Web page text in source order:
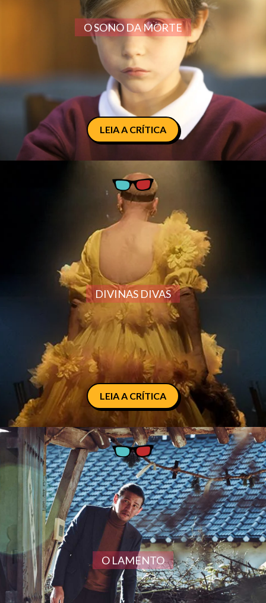
O SONO DA MORTE
LEIA A CRÍTICA
DIVINAS DIVAS
LEIA A CRÍTICA
O LAMENTO